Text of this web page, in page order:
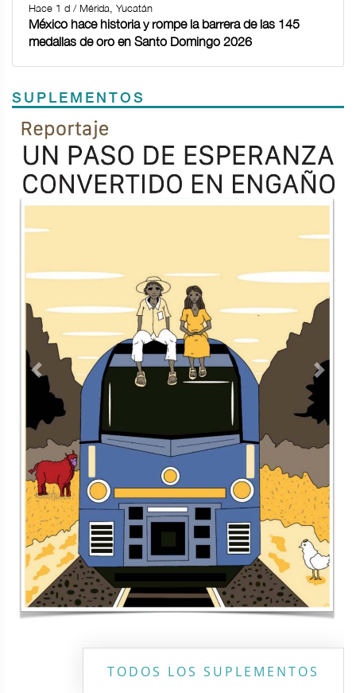
Hace 1 d / Mérida, Yucatán
México hace historia y rompe la barrera de las 145
medallas de oro en Santo Domingo 2026
SUPLEMENTOS
Previous Next
TODOS LOS SUPLEMENTOS